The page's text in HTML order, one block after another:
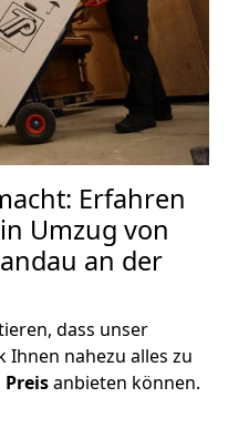
Erfahren
Umzug von
an der
dass unser
Ihnen nahezu alles zu
Preisanbieten können.